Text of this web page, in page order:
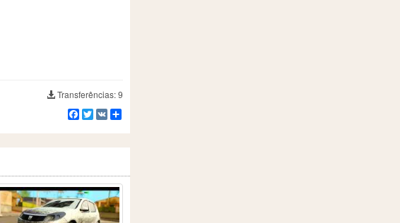
Transferências: 9
Facebook
Twitter
VK